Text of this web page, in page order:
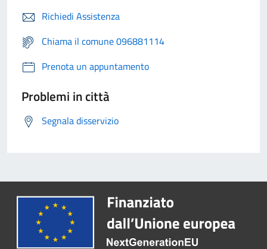
Richiedi Assistenza
Chiama il comune 096881114
Prenota un appuntamento
Problemi in città
Segnala disservizio